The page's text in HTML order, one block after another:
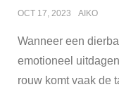
OCT 17, 2023 AIKO
Wanneer een
emotioneel
rouw komt vaak de